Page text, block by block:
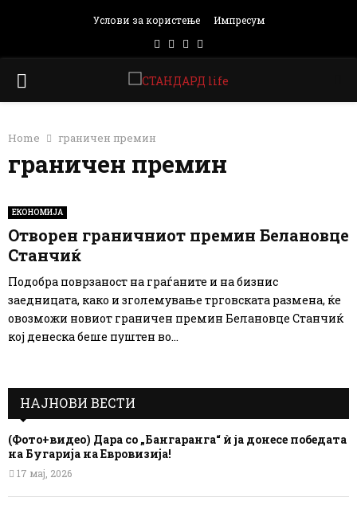
Услови за користење Импресум
Facebook
Instagram
Email
PRIMARY
Home граничен премин
граничен премин
ЕКОНОМИЈА
Отворен граничниот премин Белановце
Станчиќ
Подобра поврзаност на граѓаните и на бизнис
заедницата, како и зголемување трговската размена, ќе
овозможи новиот граничен премин Белановце Станчиќ
кој денеска беше пуштен во...
НАЈНОВИ ВЕСТИ
(Фото+видео) Дара со „Бангаранга“ ѝ ја донесе победата
на Бугарија на Евровизија!
17 мај, 2026